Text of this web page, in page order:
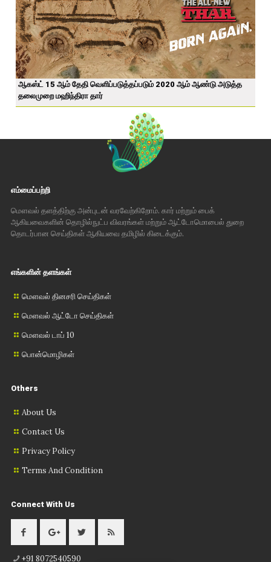
ஆகஸ்ட் 15 ஆம் தேதி வெளிப்படுத்தப்படும் 2020 ஆம் ஆண்டு அடுத்த
தலைமுறை மஹிந்திரா தார்
எம்மைப்பற்றி
மௌவல் தளத்திற்கு அன்புடன் வரவேற்கிறோம். கார் மற்றும் பைக்
ஆகியவைகளின் தொழில்நுட்ப விவரங்கள் மற்றும் ஆட்டோமொபைல் துறை
தொடர்பான செய்திகள் ஆகியவை தமிழில் கிடைக்கும்.
எங்களின் தளங்கள்
மௌவல் தினசரி செய்திகள்
மௌவல் ஆட்டோ செய்திகள்
மௌவல் டாப் 10
பொன்மொழிகள்
Others
About Us
Contact Us
Privacy Policy
Terms And Condition
Connect With Us
+91 8072540590